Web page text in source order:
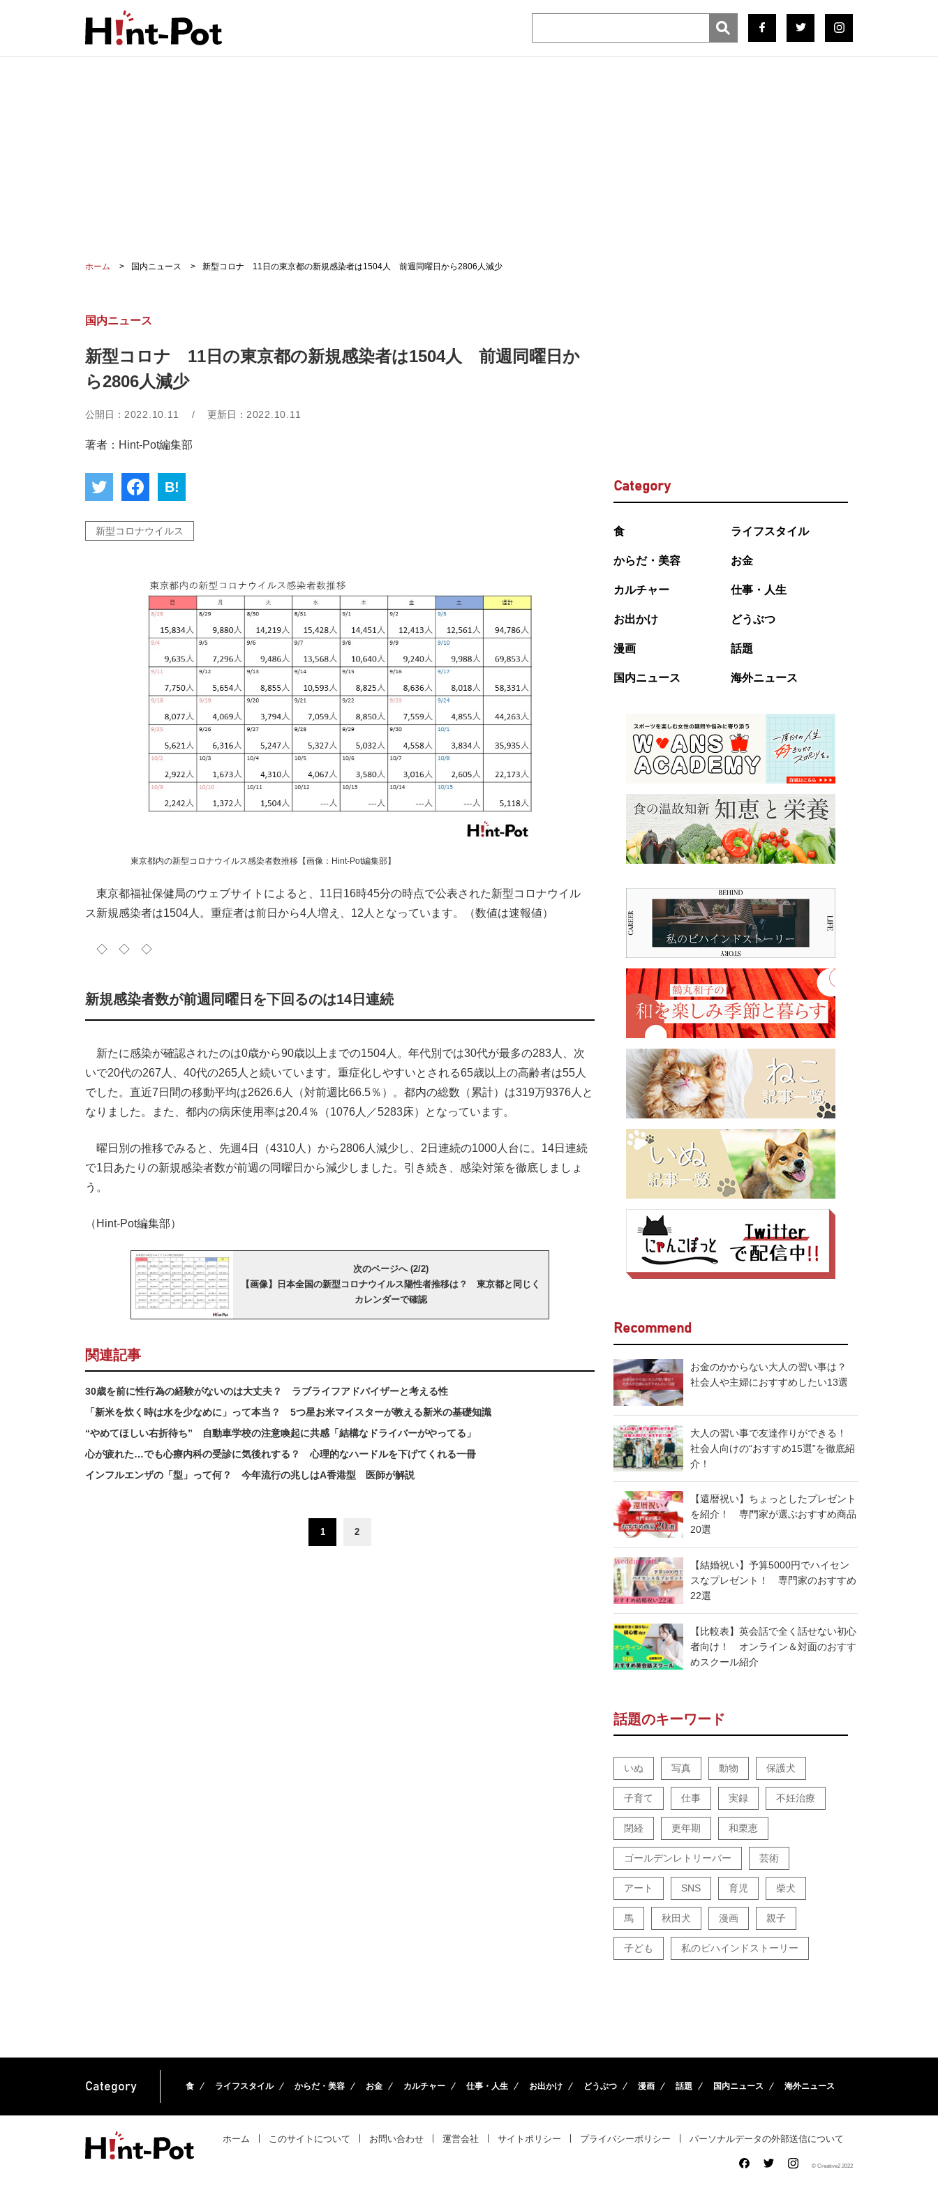
ホーム 国内ニュース 新型コロナ 11日の東京都の新規感染者は1504人 前週同曜日から2806人減少
国内ニュース
新型コロナ 11日の東京都の新規感染者は1504人 前週同曜日か
ら2806人減少
公開日： 2022.10.11 / 更新日： 2022.10.11
著者：Hint-Pot編集部
B!
新型コロナウイルス
東京都内の新型コロナウイルス感染者数推移【画像：Hint-Pot編集部】
東京都福祉保健局のウェブサイトによると、11日16時45分の時点で公表された新型コロナウイル
ス新規感染者は1504人。重症者は前日から4人増え、12人となっています。（数値は速報値）
◇ ◇ ◇
新規感染者数が前週同曜日を下回るのは14日連続
新たに感染が確認されたのは0歳から90歳以上までの1504人。年代別では30代が最多の283人、次
いで20代の267人、40代の265人と続いています。重症化しやすいとされる65歳以上の高齢者は55人
でした。直近7日間の移動平均は2626.6人（対前週比66.5％）。都内の総数（累計）は319万9376人と
なりました。また、都内の病床使用率は20.4％（1076人／5283床）となっています。
曜日別の推移でみると、先週4日（4310人）から2806人減少し、2日連続の1000人台に。14日連続
で1日あたりの新規感染者数が前週の同曜日から減少しました。引き続き、感染対策を徹底しましょ
う。
（Hint-Pot編集部）
次のページへ (2/2)
【画像】日本全国の新型コロナウイルス陽性者推移は？ 東京都と同じく
カレンダーで確認
関連記事
30歳を前に性行為の経験がないのは大丈夫？ ラブライフアドバイザーと考える性
「新米を炊く時は水を少なめに」って本当？ 5つ星お米マイスターが教える新米の基礎知識
“やめてほしい右折待ち” 自動車学校の注意喚起に共感「結構なドライバーがやってる」
心が疲れた…でも心療内科の受診に気後れする？ 心理的なハードルを下げてくれる一冊
インフルエンザの「型」って何？ 今年流行の兆しはA香港型 医師が解説
1 2
Category
食 ライフスタイル
からだ・美容 お金
カルチャー 仕事・人生
お出かけ どうぶつ
漫画 話題
国内ニュース 海外ニュース
Recommend
お金のかからない大人の習い事は？
社会人や主婦におすすめしたい13選
大人の習い事で友達作りができる！
社会人向けの“おすすめ15選”を徹底紹
介！
【還暦祝い】ちょっとしたプレゼント
を紹介！ 専門家が選ぶおすすめ商品
20選
【結婚祝い】予算5000円でハイセン
スなプレゼント！ 専門家のおすすめ
22選
【比較表】英会話で全く話せない初心
者向け！ オンライン＆対面のおすす
めスクール紹介
話題のキーワード
いぬ 写真 動物 保護犬
子育て 仕事 実録 不妊治療
閉経 更年期 和栗恵
ゴールデンレトリーバー 芸術
アート SNS 育児 柴犬
馬 秋田犬 漫画 親子
子ども 私のビハインドストーリー
Category 食 ライフスタイル からだ・美容 お金 カルチャー 仕事・人生 お出かけ どうぶつ 漫画 話題 国内ニュース 海外ニュース
ホーム このサイトについて お問い合わせ 運営会社 サイトポリシー プライバシーポリシー パーソナルデータの外部送信について
© Creative2 2022